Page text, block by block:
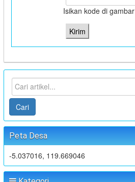
Isikan kode di gambar
Cari
Peta Desa
-5.037016, 119.669046